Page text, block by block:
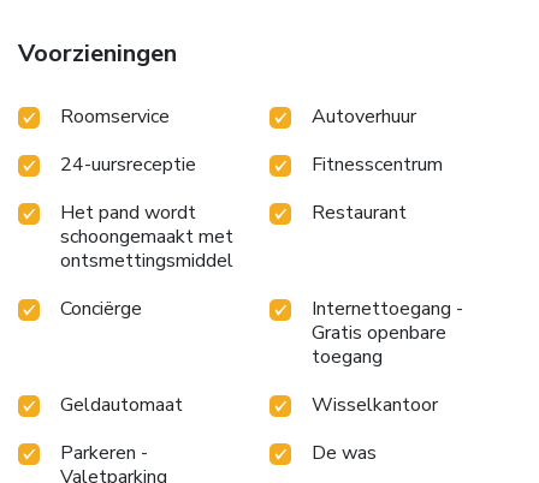
room service, room service and daily housekeeping as an in-
room amenity for your relaxation and enjoyment. Need
you covered, ensuring your requirements are met without
specified smoking zones allocated by hotel. Various
excellent meal offerings at hotel ensure that enticing and
easily accessible options are constantly available. Upon
your arrival, don't miss experiencing bar for enjoyable in-
house evening entertainment. Vân Anh Hotel provides a
superb assortment of leisure amenities for guests to enjoy.
Unwind effortlessly each day by exploring the sauna,
conveniently situated within the hotel.Guests who enjoy
the fitness center provided by hotel.
Voorzieningen
Roomservice
Autoverhuur
24-uursreceptie
Fitnesscentrum
Het pand wordt
schoongemaakt met
ontsmettingsmiddel
Restaurant
Conciërge
Internettoegang -
Gratis openbare
toegang
Geldautomaat
Wisselkantoor
Parkeren -
Valetparking
De was